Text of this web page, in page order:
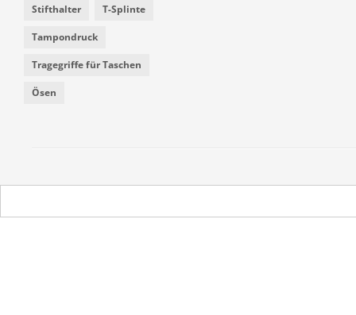
Stifthalter T-Splinte
Tampondruck
Tragegriffe für Taschen
Ösen